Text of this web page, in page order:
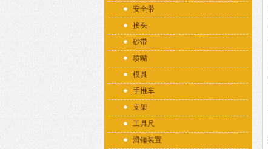
安全带
接头
砂带
喷嘴
模具
手推车
支架
工具尺
滑锤装置